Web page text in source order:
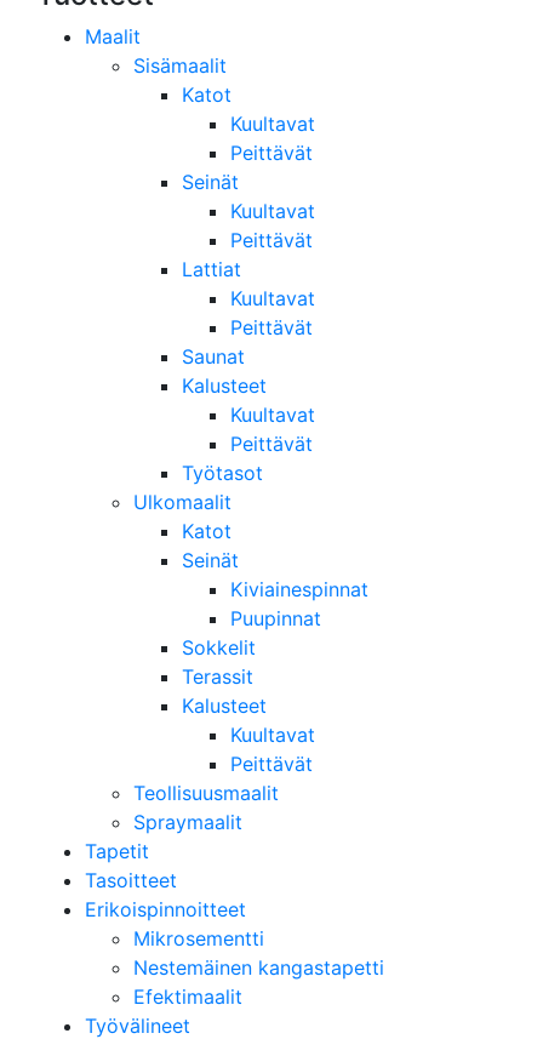
Maalit
Sisämaalit
Katot
Kuultavat
Peittävät
Seinät
Kuultavat
Peittävät
Lattiat
Kuultavat
Peittävät
Saunat
Kalusteet
Kuultavat
Peittävät
Työtasot
Ulkomaalit
Katot
Seinät
Kiviainespinnat
Puupinnat
Sokkelit
Terassit
Kalusteet
Kuultavat
Peittävät
Teollisuusmaalit
Spraymaalit
Tapetit
Tasoitteet
Erikoispinnoitteet
Mikrosementti
Nestemäinen kangastapetti
Efektimaalit
Työvälineet